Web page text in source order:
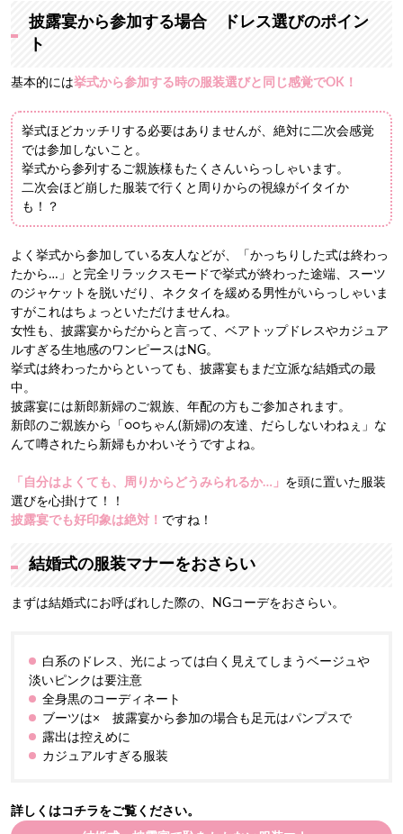
披露宴から参加する場合 ドレス選びのポイン
ト
基本的には挙式から参加する時の服装選びと同じ感覚でOK！
挙式ほどカッチリする必要はありませんが、絶対に二次会感覚
では参加しないこと。
挙式から参列するご親族様もたくさんいらっしゃいます。
二次会ほど崩した服装で行くと周りからの視線がイタイか
も！？
よく挙式から参加している友人などが、「かっちりした式は終わっ
たから…」と完全リラックスモードで挙式が終わった途端、スーツ
のジャケットを脱いだり、ネクタイを緩める男性がいらっしゃいま
すがこれはちょっといただけませんね。
女性も、披露宴からだからと言って、ベアトップドレスやカジュア
ルすぎる生地感のワンピースはNG。
挙式は終わったからといっても、披露宴もまだ立派な結婚式の最
中。
披露宴には新郎新婦のご親族、年配の方もご参加されます。
新郎のご親族から「○○ちゃん(新婦)の友達、だらしないわねぇ」な
んて噂されたら新婦もかわいそうですよね。
「自分はよくても、周りからどうみられるか…」 を頭に置いた服装
選びを心掛けて！！
披露宴でも好印象は絶対！ ですね！
結婚式の服装マナーをおさらい
まずは結婚式にお呼ばれした際の、NGコーデをおさらい。
白系のドレス、光によっては白く見えてしまうベージュや
淡いピンクは要注意
全身黒のコーディネート
ブーツは× 披露宴から参加の場合も足元はパンプスで
露出は控えめに
カジュアルすぎる服装
詳しくはコチラをご覧ください。